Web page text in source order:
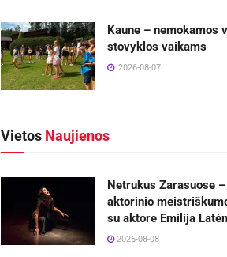
Kaune – nemokamos
stovyklos vaikams
2026-08-07
Vietos Naujienos
Netrukus Zarasuose –
aktorinio
su aktore Emilija
2026-08-08